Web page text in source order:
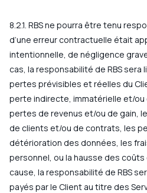
8.2.1. RBS ne pourra être tenu
d’une erreur contractuelle était
intentionnelle, de négligence
cas, la responsabilité de RBS sera
pertes prévisibles et réelles du
perte indirecte, immatérielle et/
pertes de revenus et/ou de gain,
de clients et/ou de contrats, les
détérioration des données, les
personnel, ou la hausse des
cause, la responsabilité de RBS
payés par le Client au titre des